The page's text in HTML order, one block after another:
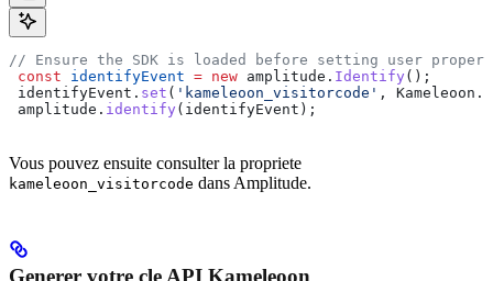
// Ensure the SDK is loaded before setting user
const identifyEvent = new amplitude . Identify ();
identifyEvent . set ( 'kameleoon_visitorcode' , Kameleoon .
amplitude . identify ( identifyEvent );
Vous pouvez ensuite consulter la propriete
kameleoon_visitorcode dans Amplitude.
Generer votre cle API Kameleoon